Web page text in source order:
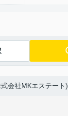
会社MKエステート)